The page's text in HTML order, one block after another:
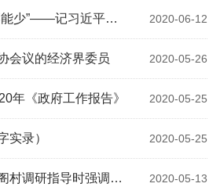
2020-06-12
总书记在宁夏考察脱贫攻坚奔小康
2020-05-26
会议的经济界委员
2020-05-25
年《政府工作报告》
2020-05-25
实录）
2020-05-13
攻坚成果 接续推进脱贫攻坚与乡村振兴有效衔接